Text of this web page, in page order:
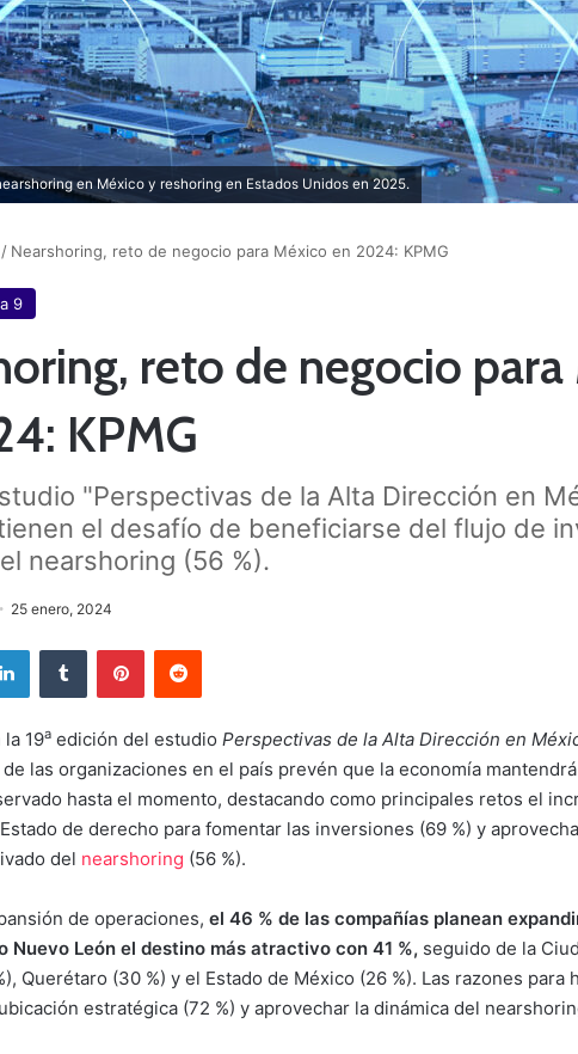
en México y reshoring en Estados Unidos en 2025.
/ Nearshoring, reto de negocio para México en 2024: KPMG
9
reto de negocio
KPMG
"Perspectivas de la Alta Dirección en
el desafío de beneficiarse del flujo de
nearshoring (56 %).
25 enero, 2024
19a edición del estudio Perspectivas de la Alta Dirección en
de las organizaciones en el país prevén que la economía
hasta el momento, destacando como principales retos el
de derecho para fomentar las inversiones (69 %) y
del nearshoring (56 %).
de operaciones, el 46 % de las compañías planean
Nuevo León el destino más atractivo con 41 %, seguido de la
Querétaro (30 %) y el Estado de México (26 %). Las razones para
estratégica (72 %) y aprovechar la dinámica del